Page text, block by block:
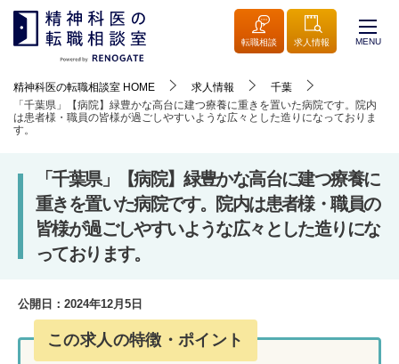
転職相談 求人情報 MENU
精神科医の転職相談室 HOME 求人情報
千葉
「千葉県」【病院】緑豊かな高台に建つ療養に重きを置いた病院です。院内
は患者様・職員の皆様が過ごしやすいような広々とした造りになっておりま
す。
「千葉県」【病院】緑豊かな高台に建つ療養に
重きを置いた病院です。院内は患者様・職員の
皆様が過ごしやすいような広々とした造りにな
っております。
公開日： 2024年12月5日
この求人の特徴・ポイント